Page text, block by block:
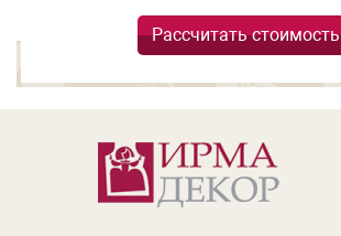
Рассчитать стоимость